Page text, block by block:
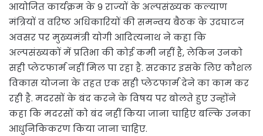
आयोजित कार्यक्रम के 9 राज्यों के अल्पसंख्यक कल्याण
मंत्रियों व वरिष्ठ अधिकारियों की समन्वय बैठक के उदघाटन
अवसर पर मुख्यमंत्री योगी आदित्यनाथ ने कहा कि
अल्पसंख्यकों में प्रतिभा की कोई कमी नहीं है, लेकिन उनको
सही प्लेटफार्म नहीं मिल पा रहा है. सरकार इसके लिए कौशल
विकास योजना के तहत एक सही प्लेटफार्म देने का काम कर
रही है. मदरसों के बंद करने के विषय पर बोलते हुए उन्होंने
कहा कि मदरसों को बंद नहीं किया जाना चाहिए बल्कि उनका
आधुनिकिकरण किया जाना चाहिए.